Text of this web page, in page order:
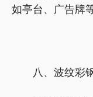
如亭台、广告牌等
八、波纹彩